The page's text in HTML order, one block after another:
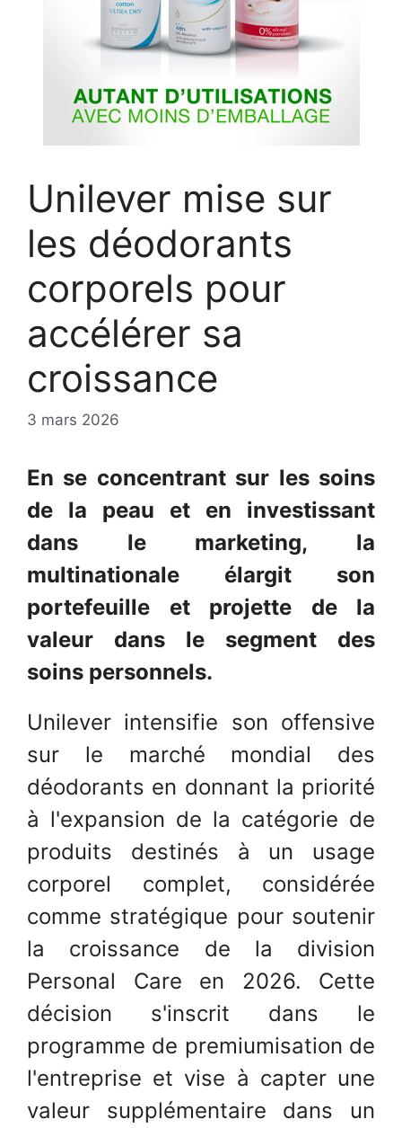
Unilever mise sur
les déodorants
corporels pour
accélérer sa
croissance
3 mars 2026
En se concentrant sur les soins
de la peau et en investissant
dans le marketing, la
multinationale élargit son
portefeuille et projette de la
valeur dans le segment des
soins personnels.
Unilever intensifie son offensive
sur le marché mondial des
déodorants en donnant la priorité
à l'expansion de la catégorie de
produits destinés à un usage
corporel complet, considérée
comme stratégique pour soutenir
la croissance de la division
Personal Care en 2026. Cette
décision s'inscrit dans le
programme de premiumisation de
l'entreprise et vise à capter une
valeur supplémentaire dans un